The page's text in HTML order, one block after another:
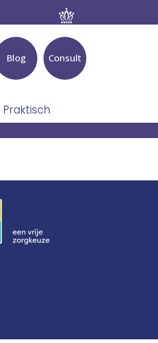
Consult
Blog
Praktisch